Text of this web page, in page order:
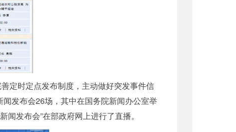
定时定点发布制度，主动做好突发事件信
发布会26场，其中在国务院新闻办公室举
发布会”在部政府网上进行了直播。